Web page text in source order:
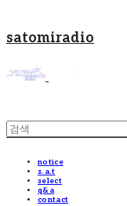
satomiradio
notice
s.a.t
select
q&a
contact